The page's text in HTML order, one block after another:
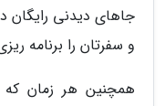
جاهای دیدنی رایگان
و سفرتان را برنامه
همچنین هر زمان